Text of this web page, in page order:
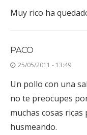
Muy rico ha
PACO
25/05/2011 - 13:49
Un pollo con una
no te preocupes
muchas cosas
husmeando.